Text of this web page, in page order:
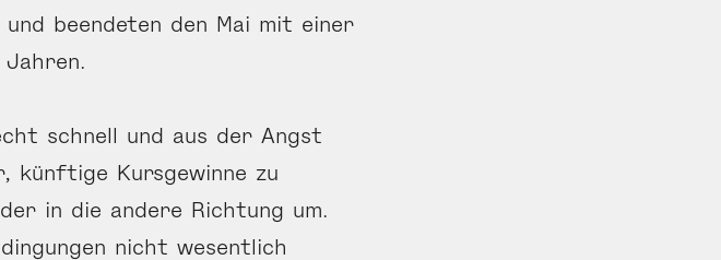
beendeten den Mai mit einer
schnell und aus der Angst
künftige Kursgewinne zu
in die andere Richtung um.
nicht wesentlich